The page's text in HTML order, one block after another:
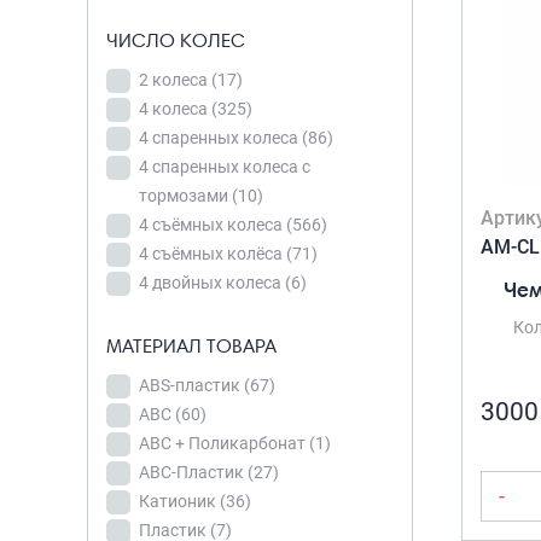
АВС-
Пластик(27)
Катионик
(7)
Поликарбонат(55)
Поликарбонат
(100%)
Полипропилен(220)
Полиэстер(120)
Полиэстер +
Нейлон(4)
Полиэстер(820)-
Нейлон(9)
ТИП КОДОВОГО
ЗАМКА
замок (639)
Встроенный
кодовый замок
TSA (оригинал)
(10)
УВЕЛИЧЕНИЕ
ЧИСЛО КОЛЕС
2 колеса (17)
4 колеса (325)
4 спаренных колеса (86)
4 спаренных колеса с
тормозами (10)
4 съёмных колеса (566)
4 съёмных колёса (71)
4 двойных колеса (6)
МАТЕРИАЛ ТОВАРА
ABS-пластик (67)
АВС (60)
АВС + Поликарбонат (1)
АВС-Пластик (27)
Катионик (36)
Пластик (7)
AM-
-